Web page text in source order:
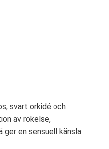
svart orkidé och
av rökelse,
ger en sensuell känsla